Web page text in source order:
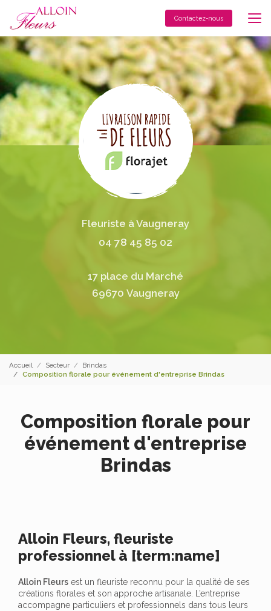
contenu
principal
Contactez-nous
Fleuriste à Vaugneray
04 78 45 85 02
17 place du Marché
69670 Vaugneray
Accueil Secteur
Brindas
Composition florale pour événement d'entreprise Brindas
Composition florale pour
événement d'entreprise
Brindas
Alloin Fleurs, fleuriste
professionnel à [term:name]
Alloin Fleurs est un fleuriste reconnu pour la qualité de ses
créations florales et son approche artisanale. L’entreprise
accompagne particuliers et professionnels dans tous leurs